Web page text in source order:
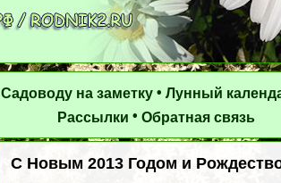
Садоводу на заметку • Лунный
Рассылки • Обратная связь
С Новым 2013 Годом и